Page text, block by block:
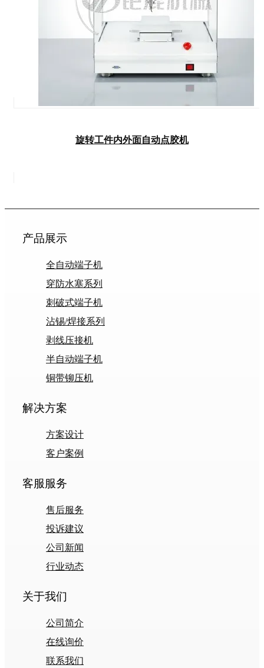
旋转工件内外面自动点胶机
产品展示
全自动端子机
穿防水塞系列
刺破式端子机
沾锡/焊接系列
剥线压接机
半自动端子机
铜带铆压机
解决方案
方案设计
客户案例
客服服务
售后服务
投诉建议
公司新闻
行业动态
关于我们
公司简介
在线询价
联系我们